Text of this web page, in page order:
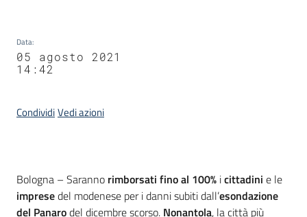
Data:
05 agosto 2021
14:42
CondividiVedi azioni
Contenuto
Bologna – Saranno rimborsati fino al 100% icittadini e le
impresedel modenese per i danni subiti dall’esondazione
del Panarodel dicembre scorso. Nonantola, la città più